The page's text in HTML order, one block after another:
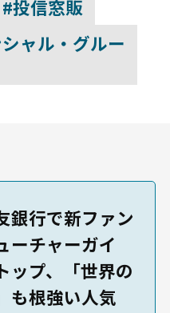
#投信窓販
ャル・グルー
銀行で新ファン
ーチャーガイ
ップ、「世界の
も根強い人気